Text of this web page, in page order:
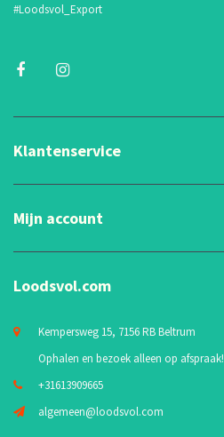
#Loodsvol_Export
Klantenservice
Mijn account
Loodsvol.com
Kempersweg 15, 7156 RB Beltrum
Ophalen en bezoek alleen op afspraak!
+31613909665
algemeen@loodsvol.com